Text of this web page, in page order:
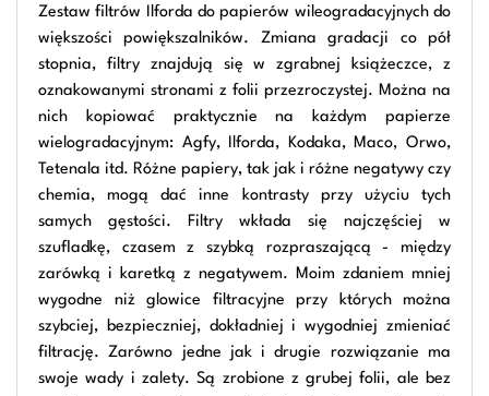
Zestaw filtrów Ilforda do papierów wileogradacyjnych do
większości powiększalników. Zmiana gradacji co pół
stopnia, filtry znajdują się w zgrabnej książeczce, z
oznakowanymi stronami z folii przezroczystej. Można na
nich kopiować praktycznie na każdym papierze
wielogradacyjnym: Agfy, Ilforda, Kodaka, Maco, Orwo,
Tetenala itd. Różne papiery, tak jak i różne negatywy czy
chemia, mogą dać inne kontrasty przy użyciu tych
samych gęstości. Filtry wkłada się najczęściej w
szufladkę, czasem z szybką rozpraszającą - między
zarówką i karetką z negatywem. Moim zdaniem mniej
wygodne niż glowice filtracyjne przy których można
szybciej, bezpieczniej, dokładniej i wygodniej zmieniać
filtrację. Zarówno jedne jak i drugie rozwiązanie ma
swoje wady i zalety. Są zrobione z grubej folii, ale bez